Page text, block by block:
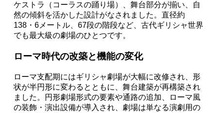
ケストラ（コーラスの踊り場）、舞台部分が揃い、自
然の傾斜を活かした設計がなされました。直径約
138・6メートル、67段の階段など、古代ギリシャ世界
でも最大級の劇場のひとつです。
ローマ時代の改築と機能の変化
ローマ支配期にはギリシャ劇場が大幅に改修され、形
状が半円形に変わるとともに、舞台建築が再構築され
ました。円形劇場形式の要素や通路の追加、ローマ風
の装飾・演出設備が導入され、劇場は単なる演劇用の